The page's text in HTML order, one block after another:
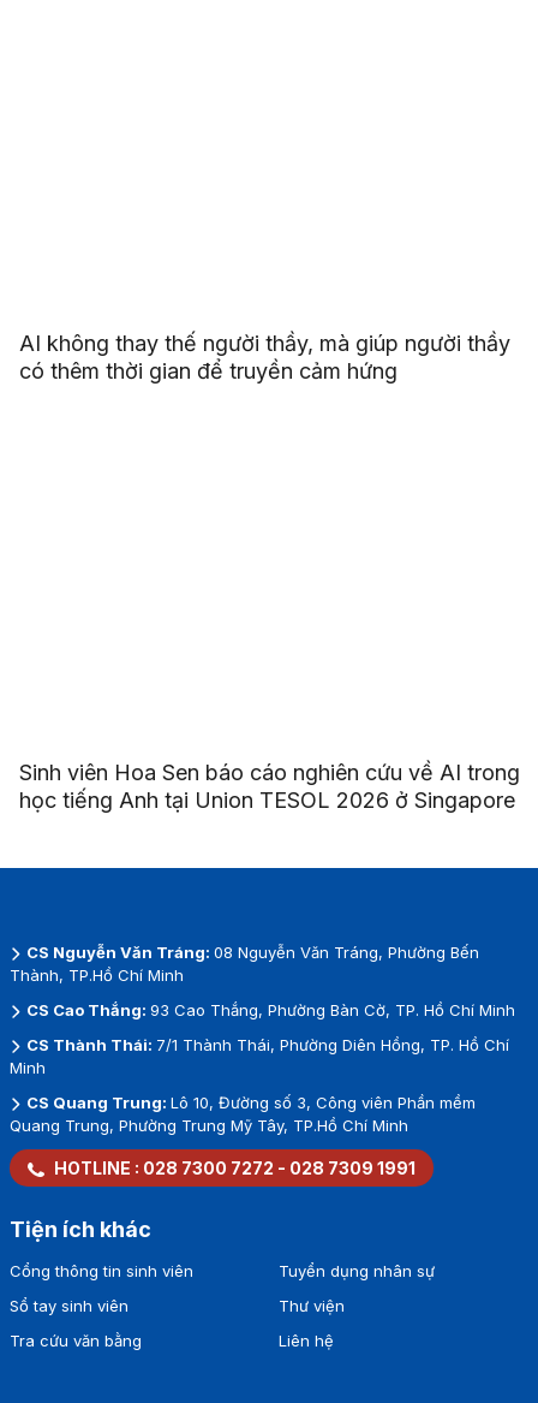
AI không thay thế người thầy, mà giúp người thầy
có thêm thời gian để truyền cảm hứng
Sinh viên Hoa Sen báo cáo nghiên cứu về AI trong
học tiếng Anh tại Union TESOL 2026 ở Singapore
CS Nguyễn Văn Tráng: 08 Nguyễn Văn Tráng, Phường Bến
Thành, TP.Hồ Chí Minh
CS Cao Thắng: 93 Cao Thắng, Phường Bàn Cờ, TP. Hồ Chí Minh
CS Thành Thái: 7/1 Thành Thái, Phường Diên Hồng, TP. Hồ Chí
Minh
CS Quang Trung: Lô 10, Đường số 3, Công viên Phần mềm
Quang Trung, Phường Trung Mỹ Tây, TP.Hồ Chí Minh
HOTLINE : 028 7300 7272 - 028 7309 1991
Tiện ích khác
Cổng thông tin sinh viên
Sổ tay sinh viên
Tra cứu văn bằng
Tuyển dụng nhân sự
Thư viện
Liên hệ